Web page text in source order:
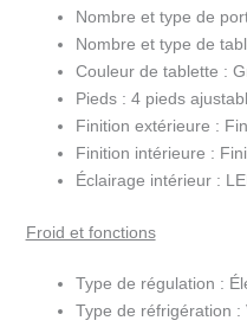
Nombre et type de
Nombre et type de
Couleur de tablette :
Pieds : 4 pieds
Finition extérieure :
Finition intérieure :
Éclairage intérieur :
Froid et fonctions
Type de régulation :
Type de réfrigération :